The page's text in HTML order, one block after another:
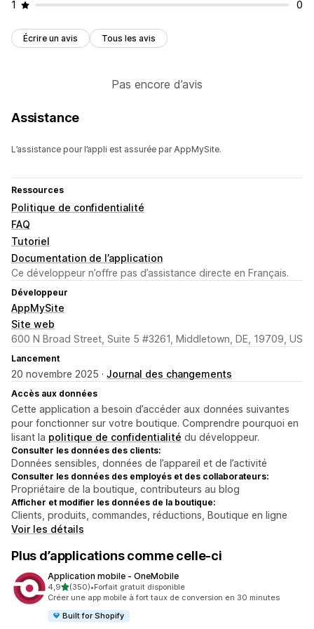
1 0
Écrire un avis Tous les avis
Pas encore d’avis
Assistance
L’assistance pour l’appli est assurée par AppMySite.
Ressources
Politique de confidentialité
FAQ
Tutoriel
Documentation de l’application
Ce développeur n’offre pas d’assistance directe en Français.
Développeur
AppMySite
Site web
600 N Broad Street, Suite 5 #3261, Middletown, DE, 19709, US
Lancement
20 novembre 2025 · Journal des changements
Accès aux données
Cette application a besoin d’accéder aux données suivantes
pour fonctionner sur votre boutique. Comprendre pourquoi en
lisant la politique de confidentialité du développeur.
Consulter les données des clients:
Données sensibles, données de l’appareil et de l’activité
Consulter les données des employés et des collaborateurs:
Propriétaire de la boutique, contributeurs au blog
Afficher et modifier les données de la boutique:
Clients, produits, commandes, réductions, Boutique en ligne
Voir les détails
Plus d’applications comme celle-ci
Application mobile ‑ OneMobile
4,9étoile(s) sur 5
(350)
350 avis au total
•Forfait gratuit disponible
Créer une app mobile à fort taux de conversion en 30 minutes
Built for Shopify